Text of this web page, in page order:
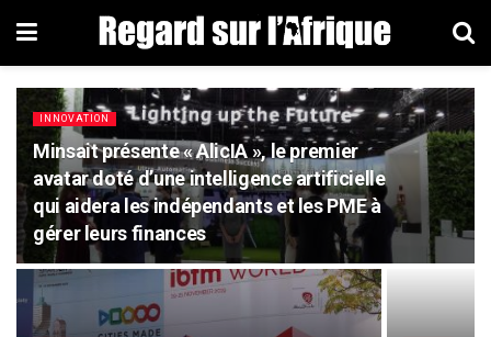
INNOVATION
Minsait présente « AlicIA », le premier
avatar doté d’une intelligence artificielle
qui aidera les indépendants et les PME à
gérer leurs finances